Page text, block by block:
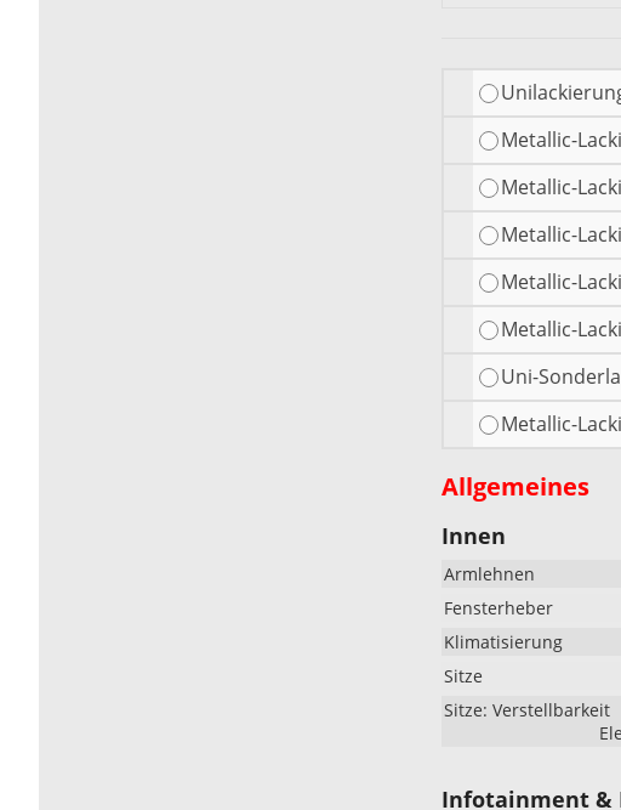
Metallic-
Metallic-
Metallic-
Metallic-
Metallic-
Uni-
Metallic-
Allgemeines
Innen
Armlehnen
Fensterheber
Klimatisierung
Sitze
Sitze: Verstellbarkeit
Infotainment &